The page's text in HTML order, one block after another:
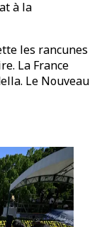
à la
les rancunes
La France
Le Nouveau